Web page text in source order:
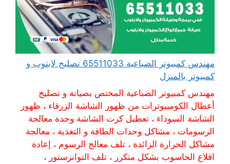
مهندس كمبيوتر الضباعية 65511033 تصليح لابتوب و
كمبيوتر بالمنزل
مهندس كمبيوتر الضباعية المختص بصيانة و تصليح
أعطال الكومبيوترات من ظهور الشاشة الزرقاء ، ظهور
الشاشة السوداء ، تعطيل كرت الشاشة وحدة معالجة
الرسومات ، مشاكل وحدات الطاقة و التغذية ، معالجة
مشاكل الحرارة الزائدة ، تلف معالج الرسوم ، إعادة
اقلاع الحاسوب بشكل متكرر ، تلف التوانزستور ،